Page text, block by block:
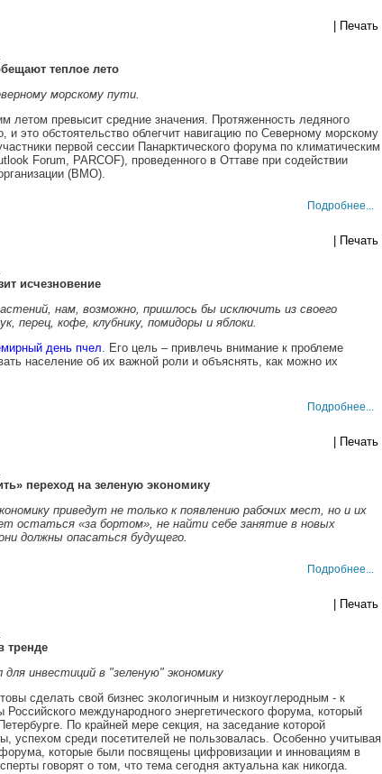
| Печать |
теплое лето
морскому пути.
летом превысит средние значения. Протяженность ледяного
и это обстоятельство облегчит навигацию по Северному морскому
первой сессии Панарктического форума по климатическим
Forum, PARCOF), проведенного в Оттаве при содействии
(ВМО).
Подробнее...
| Печать |
исчезновение
нам, возможно, пришлось бы исключить из своего
перец, кофе, клубнику, помидоры и яблоки.
день пчел. Его цель – привлечь внимание к проблеме
население об их важной роли и объяснять, как можно их
Подробнее...
| Печать |
переход на зеленую экономику
приведут не только к появлению рабочих мест, но и их
остаться «за бортом», не найти себе занятие в новых
должны опасаться будущего.
Подробнее...
| Печать |
тренде
инвестиций в "зеленую" экономику
сделать свой бизнес экологичным и низкоуглеродным - к
международного энергетического форума, который
По крайней мере секция, на заседание которой
успехом среди посетителей не пользовалась. Особенно учитывая
которые были посвящены цифровизации и инновациям в
говорят о том, что тема сегодня актуальна как никогда.